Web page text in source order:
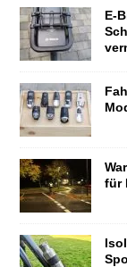
E-
für